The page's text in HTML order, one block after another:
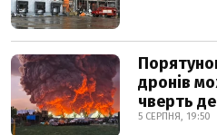
дронів
чверть
5 СЕРПНЯ, 19:50